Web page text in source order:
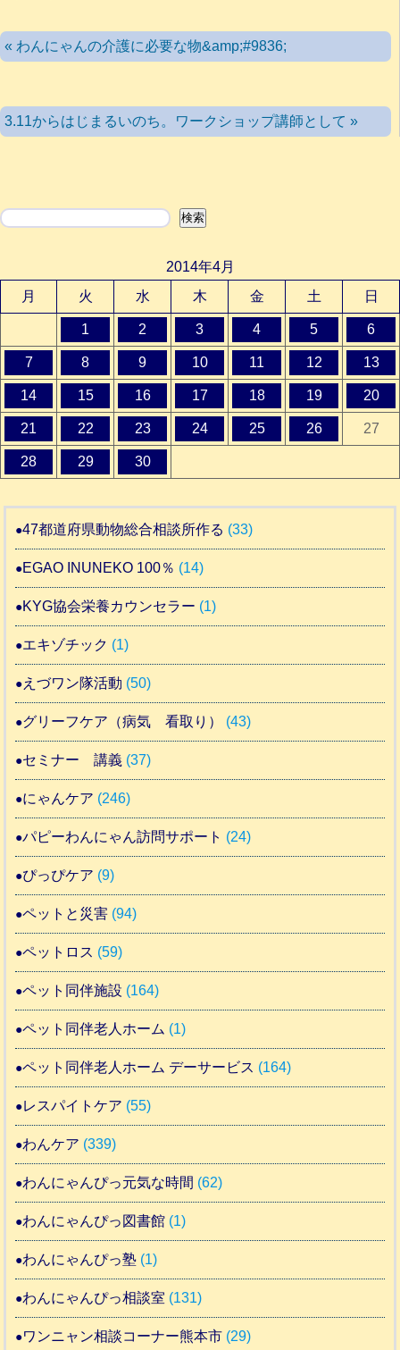
« わんにゃんの介護に必要な物&amp;#9836;
3.11からはじまるいのち。ワークショップ講師として »
検索 検索
2014年4月
月
火 水 木 金 土 日
1 2 3 4 5 6
7 8 9 10 11 12 13
14 15 16 17 18 19 20
21 22 23 24 25 26 27
28 29 30
47都道府県動物総合相談所作る (33)
EGAO INUNEKO 100％ (14)
KYG協会栄養カウンセラー (1)
エキゾチック (1)
えづワン隊活動 (50)
グリーフケア（病気 看取り） (43)
セミナー 講義 (37)
にゃんケア (246)
パピーわんにゃん訪問サポート (24)
ぴっぴケア (9)
ペットと災害 (94)
ペットロス (59)
ペット同伴施設 (164)
ペット同伴老人ホーム (1)
ペット同伴老人ホーム デーサービス (164)
レスパイトケア (55)
わんケア (339)
わんにゃんぴっ元気な時間 (62)
わんにゃんぴっ図書館 (1)
わんにゃんぴっ塾 (1)
わんにゃんぴっ相談室 (131)
ワンニャン相談コーナー熊本市 (29)